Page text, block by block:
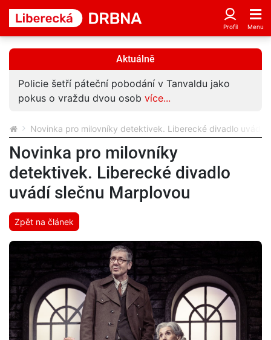
Aktuálně
Policie šetří páteční pobodání v Tanvaldu jako
pokus o vraždu dvou osob více...
Novinka pro milovníky detektivek. Liberecké divadlo uvádí
Novinka pro milovníky
detektivek. Liberecké divadlo
uvádí slečnu Marplovou
Zpět na článek